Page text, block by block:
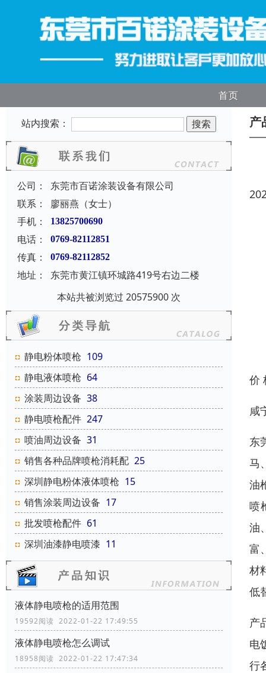
首页
站内搜索：
公司：
东莞市百诺涂装设备有限公司
联系：
廖丽燕（女士）
手机：
13825700690
电话： 0769-82112851
传真： 0769-82112852
地址：
东莞市黄江镇环城路419号右边二楼
本站共被浏览过 20575900 次
静电粉体喷枪 109
静电液体喷枪 64
涂装周边设备 38
静电喷枪配件 247
喷油周边设备 31
销售各种品牌喷枪消耗配 25
深圳静电粉体液体喷枪 15
销售涂装周边设备 17
批发喷枪配件 61
深圳油漆静电喷漆 11
液体静电喷枪的适用范围
19592阅读 2022-01-22 17:49:55
液体静电喷枪怎么调试
18958阅读 2022-01-22 17:47:34
产
价
咸
东
马
油
喷
油
富
材
低
产
电
行